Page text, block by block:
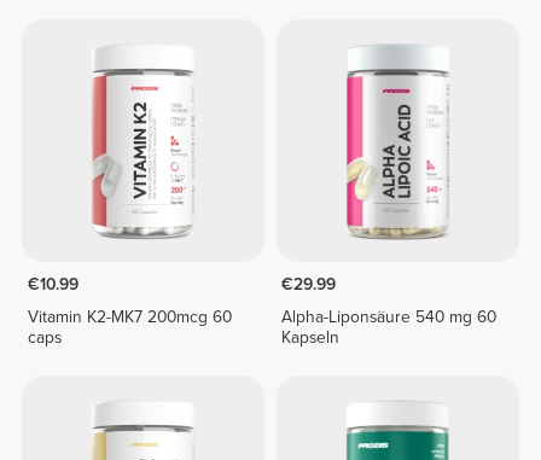
€10.99
Vitamin K2-MK7 200mcg 60
caps
€29.99
Alpha-Liponsäure 540 mg 60
Kapseln